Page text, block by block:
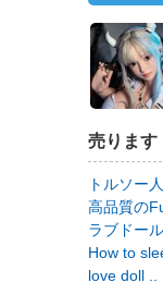
売ります
トルソー
高品質の
ラブドール
How to
love doll ..